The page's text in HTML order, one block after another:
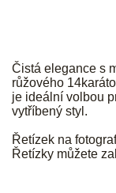
Čistá elegance s
růžového
je ideální volbou
vytříbený styl.
Řetízek na
Řetízky můžete